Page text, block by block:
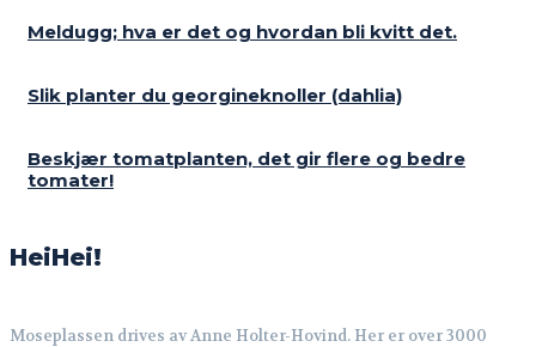
Meldugg; hva er det og hvordan bli kvitt det.
Slik planter du georgineknoller (dahlia)
Beskjær tomatplanten, det gir flere og bedre
tomater!
HeiHei!
Moseplassen drives av Anne Holter-Hovind. Her er over 3000